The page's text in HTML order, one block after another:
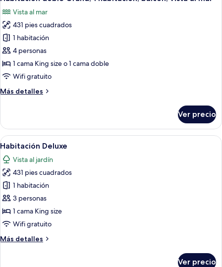
al
jardín
todas
las
fotos
de
Habitación
doble
Grand,
habitación,
al
mar
Vista al mar
431 pies cuadrados
1 habitación
4 personas
1 cama King size o 1 cama doble
Wifi gratuito
Más detalles
Más
doble
Grand,
1
habitación,
balcón,
vista
al
mar
Ver precio
Abrir
todas
las
fotos
de
Habitación
Deluxe
Un edificio con un camino de arena
12
Habitación Deluxe
Vista al jardín
431 pies cuadrados
1 habitación
3 personas
1 cama King size
Wifi gratuito
Más detalles
Más
Ver precio